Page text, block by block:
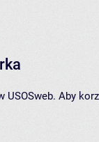
USOSweb. Aby